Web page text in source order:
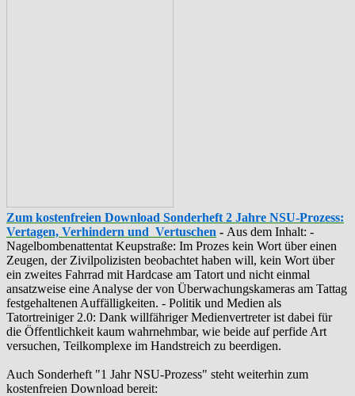
Zum kostenfreien Download Sonderheft 2 Jahre NSU-Prozess:
Vertagen, Verhindern und Vertuschen - Aus dem Inhalt: -
‪Nagelbombenattentat‬ ‎Keupstraße‬: Im Prozes kein Wort über einen
Zeugen, der Zivilpolizisten beobachtet haben will, kein Wort über
ein zweites Fahrrad mit Hardcase am Tatort und nicht einmal
ansatzweise eine Analyse der von Überwachungskameras am Tattag
festgehaltenen Auffälligkeiten. - Politik und Medien als
‪Tatortreiniger‬ 2.0: Dank willfähriger Medienvertreter ist dabei für
die Öffentlichkeit kaum wahrnehmbar, wie beide auf perfide Art
versuchen, Teilkomplexe im Handstreich zu beerdigen.
Auch Sonderheft "1 Jahr NSU-Prozess" steht weiterhin zum
kostenfreien Download bereit: